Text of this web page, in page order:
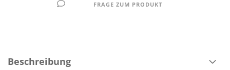
FRAGE ZUM PRODUKT
Beschreibung